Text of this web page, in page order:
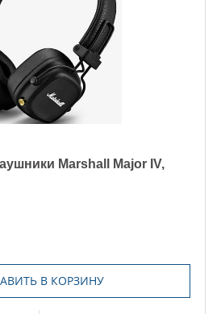
Marshall Major IV,
В КОРЗИНУ